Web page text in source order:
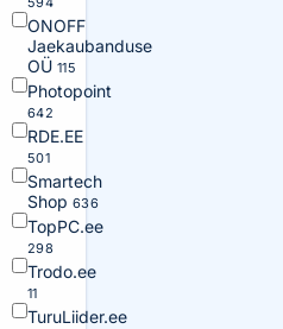
ONOFF
Jaekaubanduse
OÜ 115
Photopoint
642
RDE.EE
501
Smartech
Shop 636
TopPC.ee
298
Trodo.ee
11
TuruLiider.ee